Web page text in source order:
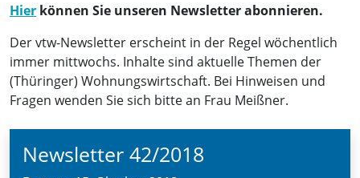
Hier können Sie unseren Newsletter abonnieren.
Der vtw-Newsletter erscheint in der Regel wöchentlich
immer mittwochs. Inhalte sind aktuelle Themen der
(Thüringer) Wohnungswirtschaft. Bei Hinweisen und
Fragen wenden Sie sich bitte an Frau Meißner.
Newsletter 42/2018